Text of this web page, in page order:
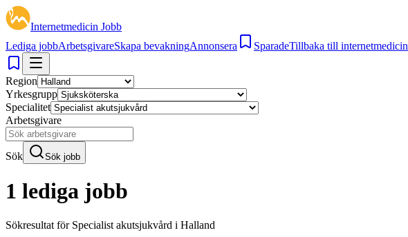
Internetmedicin Jobb
Lediga jobbArbetsgivareSkapa bevakningAnnonsera SparadeTillbaka till internetmedicin
Region
Yrkesgrupp
Specialitet
Arbetsgivare
Sök Sök jobb
1 lediga jobb
Sökresultat för Specialist akutsjukvård i Halland